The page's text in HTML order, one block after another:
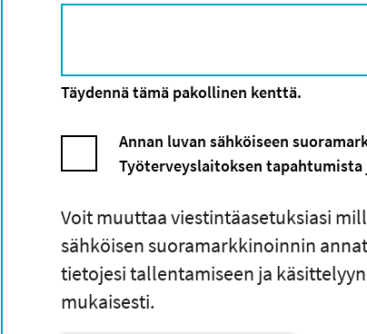
Täydennä tämä pakollinen kenttä.
Annan luvan sähköiseen
Työterveyslaitoksen tapahtumista
Voit muuttaa viestintäasetuksiasi
sähköisen suoramarkkinoinnin
tietojesi tallentamiseen ja käsittelyyn
mukaisesti.